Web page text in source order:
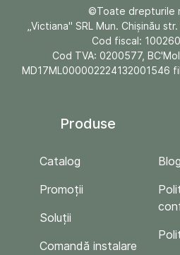
©Toate drepturile
„Victiana" SRL Mun. Chişinău
Cod fiscal:
Cod TVA: 0200577,
MD17ML000002224132001546
Produse
Catalog
Promoții
Soluții
Comandă instalare